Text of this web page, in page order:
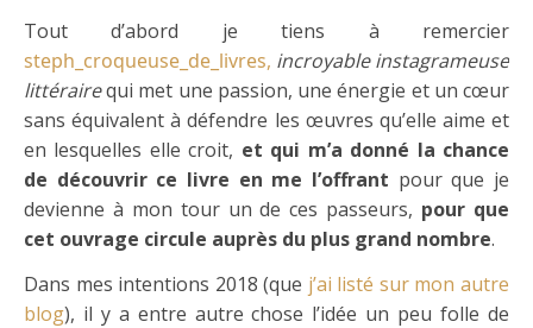
Tout d’abord je tiens à remercier
steph_croqueuse_de_livres, incroyable instagrameuse
littérairequi met une passion, une énergie et un cœur
sans équivalent à défendre les œuvres qu’elle aime et
en lesquelles elle croit, et qui m’a donné la chance
de découvrir ce livre en me l’offrant pour que je
devienne à mon tour un de ces passeurs, pour que
cet ouvrage circule auprès du plus grand nombre.
Dans mes intentions 2018 (que j’ai listé sur mon autre
blog), il y a entre autre chose l’idée un peu folle de